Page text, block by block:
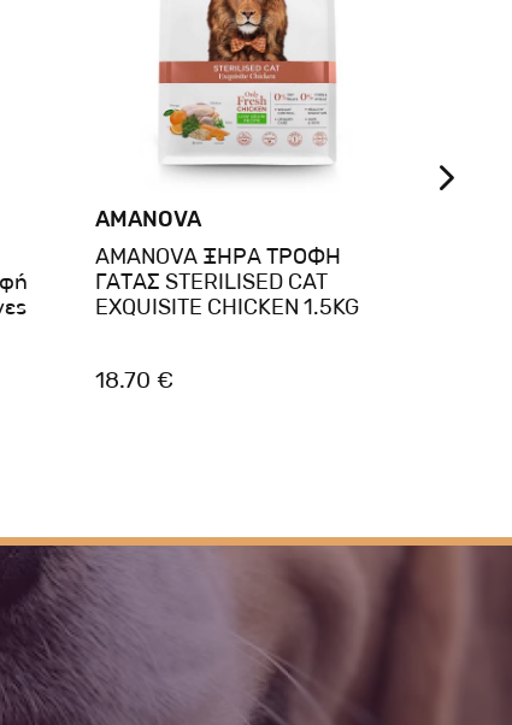
AMANOVA
AMANOVA ΞΗΡΑ ΤΡΟΦΗ
ΓΑΤΑΣ STERILISED CAT
EXQUISITE CHICKEN 1.5KG
18.70 €